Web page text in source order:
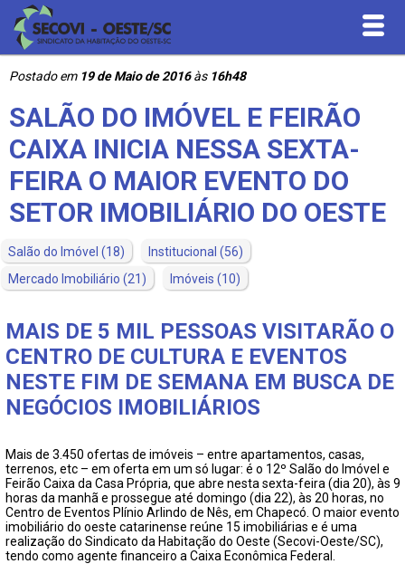
Inicial
Quem Somos
Serviços
Contribuições
Downloads
Contato
FECHAR PEDIDO
Postado em 19 de Maio de 2016às 16h48
SALÃO DO IMÓVEL E FEIRÃO
CAIXA INICIA NESSA SEXTA-
FEIRA O MAIOR EVENTO DO
SETOR IMOBILIÁRIO DO OESTE
Salão do Imóvel (18) Institucional (56)
Mercado Imobiliário (21) Imóveis (10)
MAIS DE 5 MIL PESSOAS VISITARÃO O
CENTRO DE CULTURA E EVENTOS
NESTE FIM DE SEMANA EM BUSCA DE
NEGÓCIOS IMOBILIÁRIOS
Mais de 3.450 ofertas de imóveis – entre apartamentos, casas,
terrenos, etc – em oferta em um só lugar: é o 12º Salão do Imóvel e
Feirão Caixa da Casa Própria, que abre nesta sexta-feira (dia 20), às 9
horas da manhã e prossegue até domingo (dia 22), às 20 horas, no
Centro de Eventos Plínio Arlindo de Nês, em Chapecó. O maior evento
imobiliário do oeste catarinense reúne 15 imobiliárias e é uma
realização do Sindicato da Habitação do Oeste (Secovi-Oeste/SC),
tendo como agente financeiro a Caixa Econômica Federal.